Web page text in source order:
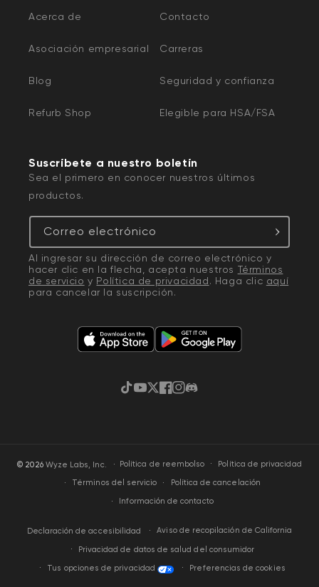
Acerca de Contacto
Asociación empresarial Carreras
Blog Seguridad y confianza
Refurb Shop Elegible para HSA/FSA
Suscríbete a nuestro boletín
Sea el primero en conocer nuestros últimos
productos.
Correo electrónico
Al ingresar su dirección de correo electrónico y
hacer clic en la flecha, acepta nuestros Términos
de servicio y Política de privacidad. Haga clic aquí
para cancelar la suscripción.
TikTok
YouTube
Twitter
Facebook
Instagram
Discordia
© 2026 Wyze Labs, Inc. · Política de reembolso Política de privacidad
Términos del servicio
Política de cancelación
Información de contacto
Declaración de accesibilidad Aviso de recopilación de California
Privacidad de datos de salud del consumidor
Tus opciones de privacidad
Preferencias de cookies